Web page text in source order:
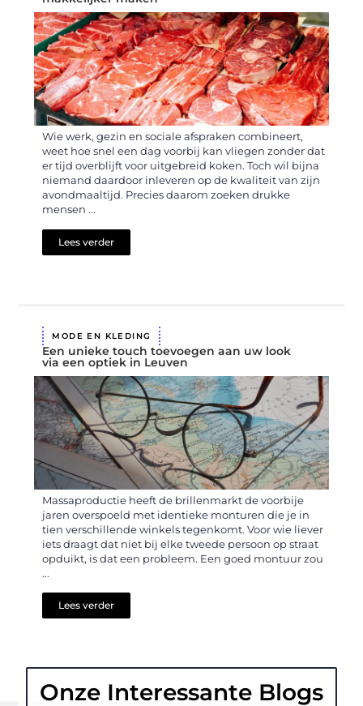
Wie werk, gezin en sociale afspraken combineert,
weet hoe snel een dag voorbij kan vliegen zonder dat
er tijd overblijft voor uitgebreid koken. Toch wil bijna
niemand daardoor inleveren op de kwaliteit van zijn
avondmaaltijd. Precies daarom zoeken drukke
mensen ...
Lees verder
MODE EN KLEDING
Een unieke touch toevoegen aan uw look
via een optiek in Leuven
Massaproductie heeft de brillenmarkt de voorbije
jaren overspoeld met identieke monturen die je in
tien verschillende winkels tegenkomt. Voor wie liever
iets draagt dat niet bij elke tweede persoon op straat
opduikt, is dat een probleem. Een goed montuur zou
...
Lees verder
Onze Interessante Blogs